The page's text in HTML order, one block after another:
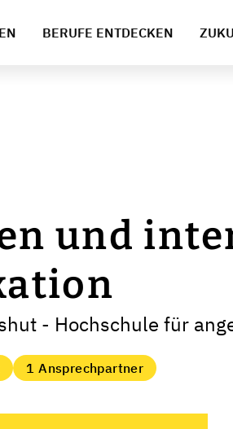
BERUFE ENTDECKEN
und
- Hochschule für
1 Ansprechpartner